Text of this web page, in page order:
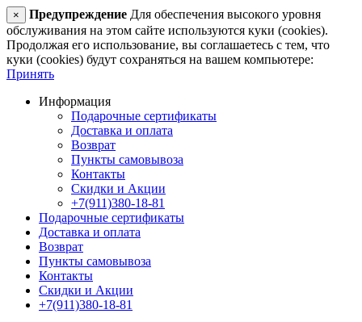
× Предупреждение Для обеспечения высокого уровня
обслуживания на этом сайте используются куки (cookies).
Продолжая его использование, вы соглашаетесь с тем, что
куки (cookies) будут сохраняться на вашем компьютере:
Принять
Информация
Подарочные сертификаты
Доставка и оплата
Возврат
Пункты самовывоза
Контакты
Скидки и Акции
+7(911)380-18-81
Подарочные сертификаты
Доставка и оплата
Возврат
Пункты самовывоза
Контакты
Скидки и Акции
+7(911)380-18-81